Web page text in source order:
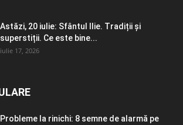
Astăzi, 20 iulie: Sfântul Ilie. Tradiții și
superstiții. Ce este bine...
iulie 17, 2026
Probleme la rinichi: 8 semne de alarmă pe